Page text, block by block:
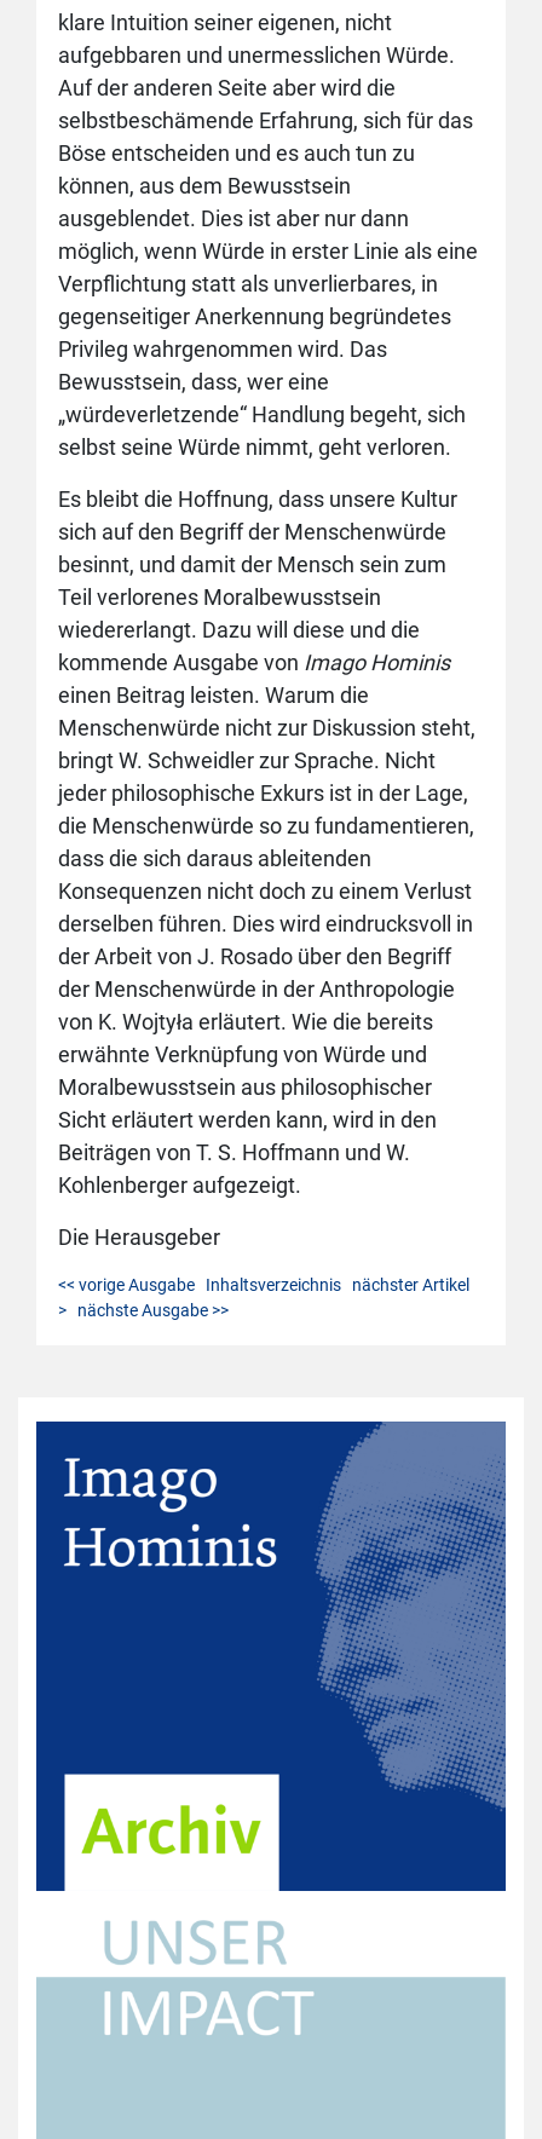
klare Intuition seiner eigenen, nicht
aufgebbaren und unermesslichen Würde.
Auf der anderen Seite aber wird die
selbstbeschämende Erfahrung, sich für das
Böse entscheiden und es auch tun zu
können, aus dem Bewusstsein
ausgeblendet. Dies ist aber nur dann
möglich, wenn Würde in erster Linie als eine
Verpflichtung statt als unverlierbares, in
gegenseitiger Anerkennung begründetes
Privileg wahrgenommen wird. Das
Bewusstsein, dass, wer eine
„würdeverletzende“ Handlung begeht, sich
selbst seine Würde nimmt, geht verloren.
Es bleibt die Hoffnung, dass unsere Kultur
sich auf den Begriff der Menschenwürde
besinnt, und damit der Mensch sein zum
Teil verlorenes Moralbewusstsein
wiedererlangt. Dazu will diese und die
kommende Ausgabe von Imago Hominis
einen Beitrag leisten. Warum die
Menschenwürde nicht zur Diskussion steht,
bringt W. Schweidler zur Sprache. Nicht
jeder philosophische Exkurs ist in der Lage,
die Menschenwürde so zu fundamentieren,
dass die sich daraus ableitenden
Konsequenzen nicht doch zu einem Verlust
derselben führen. Dies wird eindrucksvoll in
der Arbeit von J. Rosado über den Begriff
der Menschenwürde in der Anthropologie
von K. Wojtyła erläutert. Wie die bereits
erwähnte Verknüpfung von Würde und
Moralbewusstsein aus philosophischer
Sicht erläutert werden kann, wird in den
Beiträgen von T. S. Hoffmann und W.
Kohlenberger aufgezeigt.
Die Herausgeber
<< vorige Ausgabe Inhaltsverzeichnis
nächster Artikel
>
nächste Ausgabe >>